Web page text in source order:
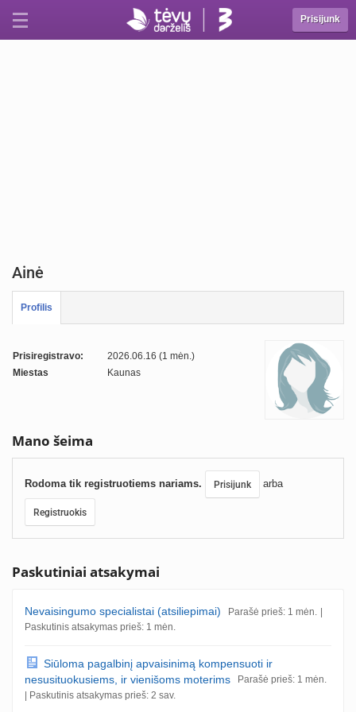
Prisijunk
Ainė
Profilis
Prisiregistravo:
2026.06.16 (1 mėn.)
Miestas
Kaunas
Mano šeima
Rodoma tik registruotiems nariams. Prisijunk arba
Registruokis
Paskutiniai atsakymai
Nevaisingumo specialistai (atsiliepimai) Parašė prieš: 1 mėn.
Paskutinis atsakymas prieš: 1 mėn.
Siūloma pagalbinį apvaisinimą kompensuoti ir
nesusituokusiems, ir vienišoms moterims
Parašė prieš: 1 mėn.
| Paskutinis atsakymas prieš: 2 sav.